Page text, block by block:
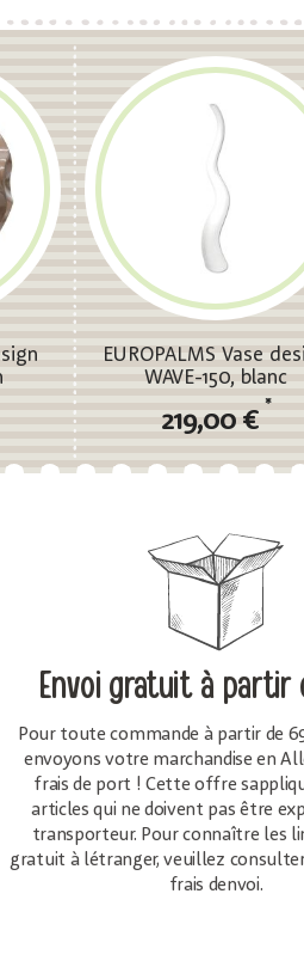
EUROPALMS Vase
WAVE-150, blanc
219,00 €
*
Envoi gratuità partir
Pour toute commande à partir de
envoyons votre marchandise en
frais de port ! Cette offre
articles qui ne doivent pas être
transporteur. Pour connaître les
gratuit à létranger, veuillez
frais denvoi.